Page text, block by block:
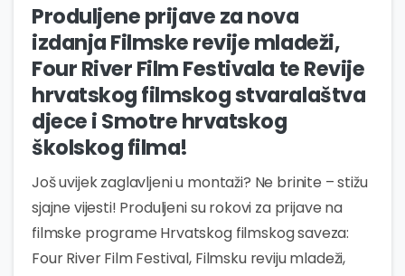
Produljene prijave za nova
izdanja Filmske revije mladeži,
Four River Film Festivala te Revije
hrvatskog filmskog stvaralaštva
djece i Smotre hrvatskog
školskog filma!
Još uvijek zaglavljeni u montaži? Ne brinite – stižu
sjajne vijesti! Produljeni su rokovi za prijave na
filmske programe Hrvatskog filmskog saveza:
Four River Film Festival, Filmsku reviju mladeži,